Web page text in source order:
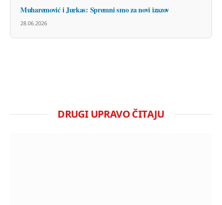
Muharemović i Jurkas: Spremni smo za novi izazov
28.06.2026
DRUGI UPRAVO ČITAJU